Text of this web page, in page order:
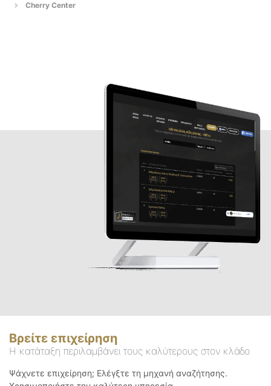
Cherry Center
Βρείτε επιχείρηση
Η κατάταξη περιλαμβάνει τους καλύτερους στον κλάδο
Ψάχνετε επιχείρηση; Ελέγξτε τη μηχανή αναζήτησης.